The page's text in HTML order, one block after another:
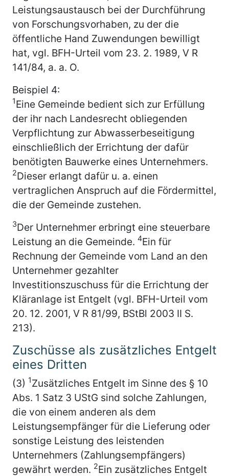
Leistungsaustausch bei der Durchführung
von Forschungsvorhaben, zu der die
öffentliche Hand Zuwendungen bewilligt
hat, vgl. BFH-Urteil vom 23. 2. 1989, V R
141/84, a. a. O.
Beispiel 4:
1Eine Gemeinde bedient sich zur Erfüllung
der ihr nach Landesrecht obliegenden
Verpflichtung zur Abwasserbeseitigung
einschließlich der Errichtung der dafür
benötigten Bauwerke eines Unternehmers.
2Dieser erlangt dafür u. a. einen
vertraglichen Anspruch auf die Fördermittel,
die der Gemeinde zustehen.
3Der Unternehmer erbringt eine steuerbare
Leistung an die Gemeinde. 4Ein für
Rechnung der Gemeinde vom Land an den
Unternehmer gezahlter
Investitionszuschuss für die Errichtung der
Kläranlage ist Entgelt (vgl. BFH-Urteil vom
20. 12. 2001, V R 81/99, BStBl 2003 II S.
213).
Zuschüsse als zusätzliches Entgelt
eines Dritten
(3) 1Zusätzliches Entgelt im Sinne des § 10
Abs. 1 Satz 3 UStG sind solche Zahlungen,
die von einem anderen als dem
Leistungsempfänger für die Lieferung oder
sonstige Leistung des leistenden
Unternehmers (Zahlungsempfängers)
gewährt werden. 2Ein zusätzliches Entgelt